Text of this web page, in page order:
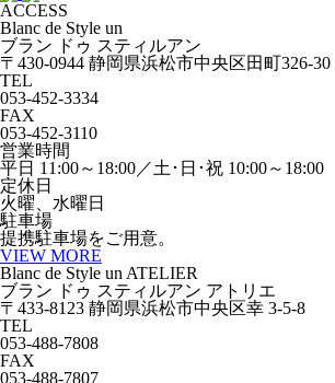
ACCESS
Blanc de Style un
ブラン ドゥ スティルアン
〒430-0944 静岡県浜松市中央区田町326-30
TEL
053-452-3334
FAX
053-452-3110
営業時間
平日 11:00～18:00／土･日･祝 10:00～18:00
定休日
火曜、水曜日
駐車場
提携駐車場をご用意。
VIEW MORE
Blanc de Style un ATELIER
ブラン ドゥ スティルアン アトリエ
〒433-8123 静岡県浜松市中央区幸 3-5-8
TEL
053-488-7808
FAX
053-488-7807